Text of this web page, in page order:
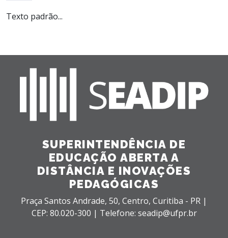
Texto padrão...
SUPERINTENDÊNCIA DE
EDUCAÇÃO ABERTA A
DISTÂNCIA E INOVAÇÕES
PEDAGÓGICAS
Praça Santos Andrade, 50, Centro, Curitiba - PR |
CEP: 80.020-300 | Telefone: seadip@ufpr.br